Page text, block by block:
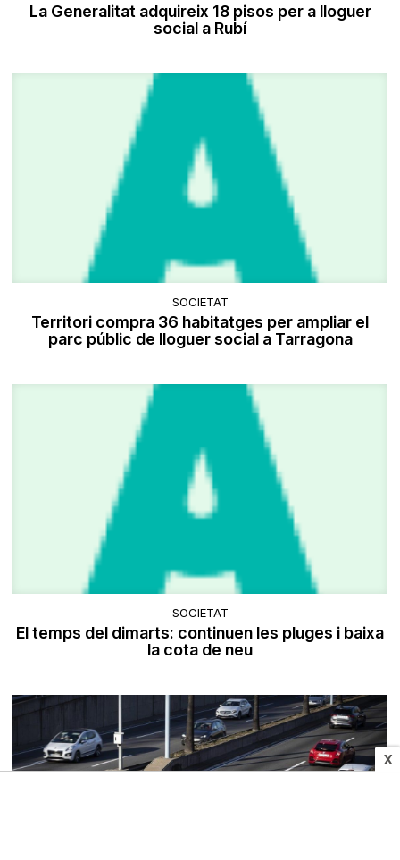
X
La Generalitat adquireix 18 pisos per a lloguer
social a Rubí
SOCIETAT
Territori compra 36 habitatges per ampliar el
parc públic de lloguer social a Tarragona
SOCIETAT
El temps del dimarts: continuen les pluges i baixa
la cota de neu